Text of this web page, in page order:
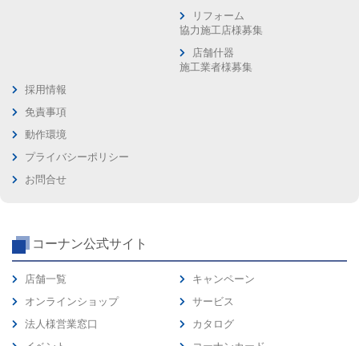
リフォーム
協力施工店様募集
店舗什器
施工業者様募集
採用情報
免責事項
動作環境
プライバシーポリシー
お問合せ
コーナン公式サイト
店舗一覧
オンラインショップ
法人様営業窓口
キャンペーン
サービス
カタログ